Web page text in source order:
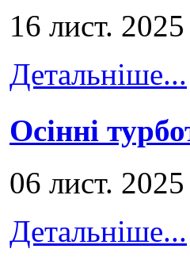
16 лист. 2025
Детальніше...
Осінні
06 лист. 2025
Детальніше...